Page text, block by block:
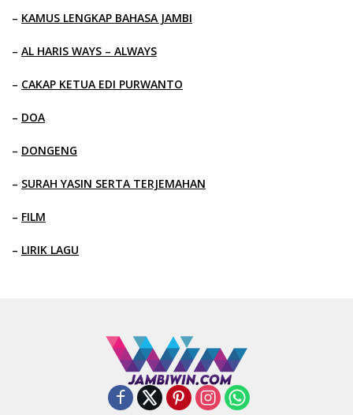
– KAMUS LENGKAP BAHASA JAMBI
– AL HARIS WAYS – ALWAYS
– CAKAP KETUA EDI PURWANTO
– DOA
– DONGENG
– SURAH YASIN SERTA TERJEMAHAN
– FILM
– LIRIK LAGU